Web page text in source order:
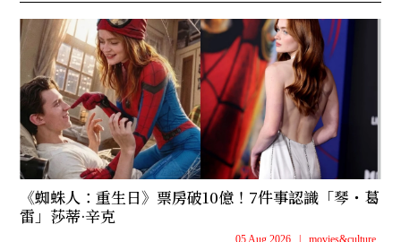
《蜘蛛人：重生日》票房破10億！7件事認識「琴・葛
雷」莎蒂·辛克